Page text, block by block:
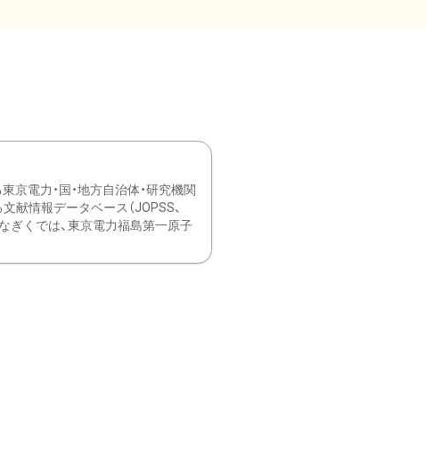
電力・国・地方自治体・研究機関
献情報データベース（JOPSS、
ぎくでは、東京電力福島第一原子